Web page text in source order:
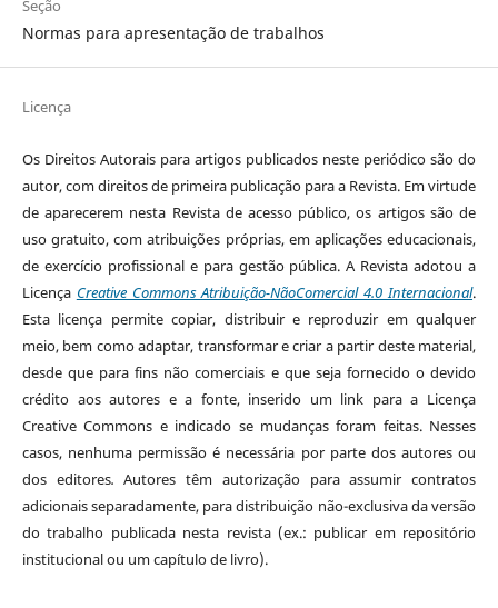
Seção
Normas para apresentação de trabalhos
Licença
Os Direitos Autorais para artigos publicados neste periódico são do
autor, com direitos de primeira publicação para a Revista. Em virtude
de aparecerem nesta Revista de acesso público, os artigos são de
uso gratuito, com atribuições próprias, em aplicações educacionais,
de exercício profissional e para gestão pública. A Revista adotou a
Licença Creative Commons Atribuição-NãoComercial 4.0 Internacional.
Esta licença permite copiar, distribuir e reproduzir em qualquer
meio, bem como adaptar, transformar e criar a partir deste material,
desde que para fins não comerciais e que seja fornecido o devido
crédito aos autores e a fonte, inserido um link para a Licença
Creative Commons e indicado se mudanças foram feitas. Nesses
casos, nenhuma permissão é necessária por parte dos autores ou
dos editores.Autores têm autorização para assumir contratos
adicionais separadamente, para distribuição não-exclusiva da versão
do trabalho publicada nesta revista (ex.: publicar em repositório
institucional ou um capítulo de livro).